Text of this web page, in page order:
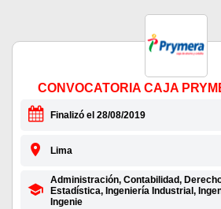
CONVOCATORIA CAJA
Finalizó el 28/08/2019
Lima
Administración, Contabilidad,
Estadística, Ingeniería Industrial,
Ingenie